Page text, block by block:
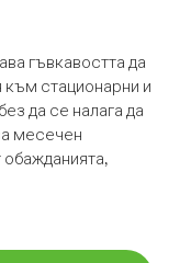
гъвкавостта да
стационарни и
да се налага да
месечен